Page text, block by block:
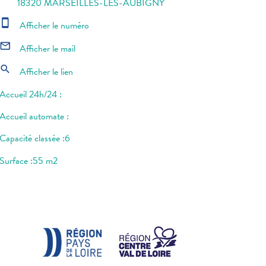
18320 MARSEILLES-LES-AUBIGNY
smartphone Afficher le numéro
mail_outline Afficher le mail
search
Afficher le lien
Accueil 24h/24 :
Accueil automate :
Capacité classée :6
Surface :55 m2